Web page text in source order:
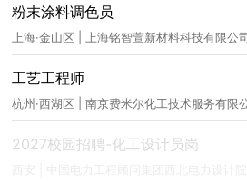
粉末涂料调色员
上海·金山区 | 上海铭智萱新材料科技有限公
工艺工程师
杭州·西湖区 | 南京费米尔化工技术服务有限
2027校园招聘-化工设计员岗